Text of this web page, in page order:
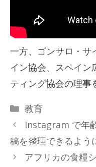
一方、ゴンサロ・サ
イン協会、スペイン
ティング協会の理事
カ
テ
リ
ー
教育
Instagram で年
稿を整理できるよう
アフリカの食糧